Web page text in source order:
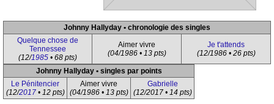
Johnny Hallyday • chronologie des singles
Quelque chose de
Tennessee
(12/1985 • 68 pts)
Aimer vivre
(04/1986 • 13 pts)
Je t'attends
(12/1986 • 26 pts)
Johnny Hallyday • singles par points
Le Pénitencier
(12/2017• 12 pts)
Aimer vivre
(04/1986 • 13 pts)
Gabrielle
(12/2017 • 14 pts)